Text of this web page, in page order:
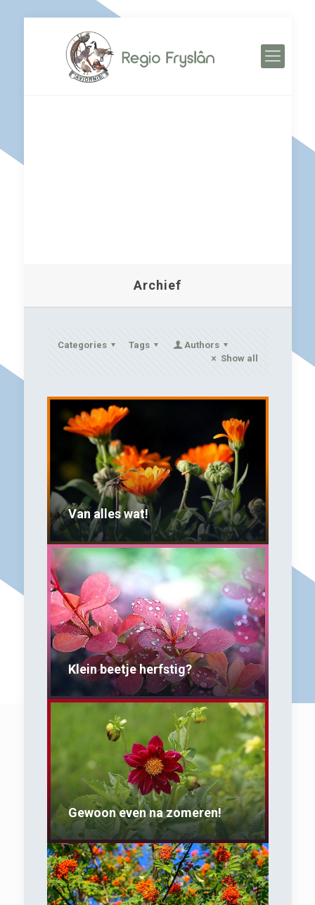
Archief
Categories Tags
Authors
Show all
Van alles wat!
Klein beetje herfstig?
Gewoon even na zomeren!